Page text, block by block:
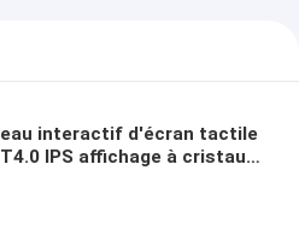
interactif d'écran tactile
IPS affichage à cristaux